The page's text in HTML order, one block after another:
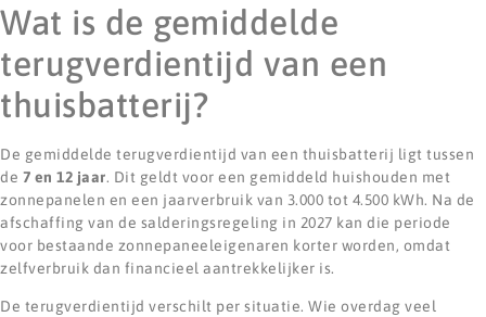
Wat is de gemiddelde
terugverdientijd van een
thuisbatterij?
De gemiddelde terugverdientijd van een thuisbatterij ligt tussen
de 7 en 12 jaar. Dit geldt voor een gemiddeld huishouden met
zonnepanelen en een jaarverbruik van 3.000 tot 4.500 kWh. Na de
afschaffing van de salderingsregeling in 2027 kan die periode
voor bestaande zonnepaneeleigenaren korter worden, omdat
zelfverbruik dan financieel aantrekkelijker is.
De terugverdientijd verschilt per situatie. Wie overdag veel